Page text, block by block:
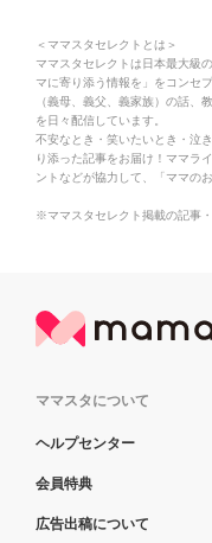
＜ママスタセレクトとは＞
ママスタセレクトは日本最大級
マに寄り添う情報を」をコンセ
（義母、義父、義家族）の話、
を日々配信しています。
不安なとき・笑いたいとき・泣
り添った記事をお届け！ママラ
ントなどが協力して、「ママの
※ママスタセレクト掲載の記事
ママスタについて
ヘルプセンター
会員特典
広告出稿について